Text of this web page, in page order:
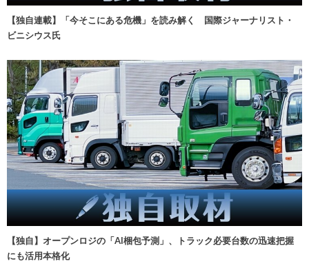
【独自連載】「今そこにある危機」を読み解く 国際ジャーナリスト・
ビニシウス氏
【独自】オープンロジの「AI梱包予測」、トラック必要台数の迅速把握
にも活用本格化